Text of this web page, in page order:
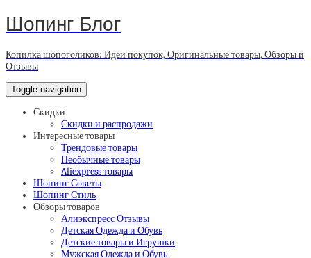
Шопинг Блог
Копилка шопоголиков: Идеи покупок, Оригинальные товары, Обзоры и
Отзывы
Toggle navigation
Скидки
Скидки и распродажи
Интересные товары
Трендовые товары
Необычные товары
Aliexpress товары
Шопинг Советы
Шопинг Стиль
Обзоры товаров
Алиэкспресс Отзывы
Детская Одежда и Обувь
Детские товары и Игрушки
Мужская Одежда и Обувь